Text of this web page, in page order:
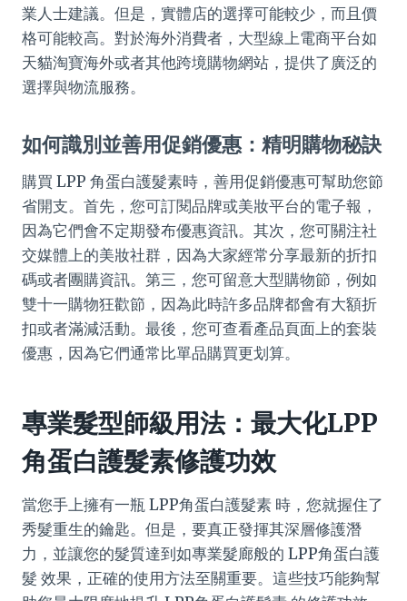
業人士建議。但是，實體店的選擇可能較少，而且價
格可能較高。對於海外消費者，大型線上電商平台如
天貓淘寶海外或者其他跨境購物網站，提供了廣泛的
選擇與物流服務。
如何識別並善用促銷優惠：精明購物秘訣
購買 LPP 角蛋白護髮素時，善用促銷優惠可幫助您節
省開支。首先，您可訂閱品牌或美妝平台的電子報，
因為它們會不定期發布優惠資訊。其次，您可關注社
交媒體上的美妝社群，因為大家經常分享最新的折扣
碼或者團購資訊。第三，您可留意大型購物節，例如
雙十一購物狂歡節，因為此時許多品牌都會有大額折
扣或者滿減活動。最後，您可查看產品頁面上的套裝
優惠，因為它們通常比單品購買更划算。
專業髮型師級用法：最大化LPP
角蛋白護髮素修護功效
當您手上擁有一瓶 LPP角蛋白護髮素 時，您就握住了
秀髮重生的鑰匙。但是，要真正發揮其深層修護潛
力，並讓您的髮質達到如專業髮廊般的 LPP角蛋白護
髮 效果，正確的使用方法至關重要。這些技巧能夠幫